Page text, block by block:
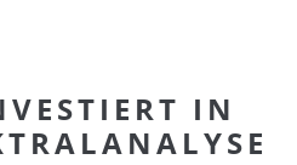
IN